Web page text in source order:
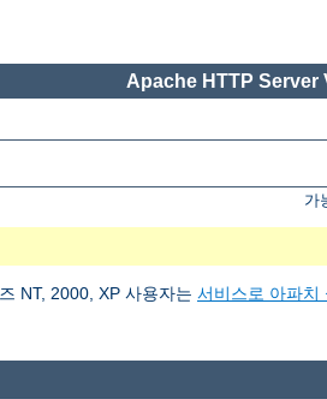
Apache HTTP Server
가
NT, 2000, XP 사용자는 서비스로 아파치